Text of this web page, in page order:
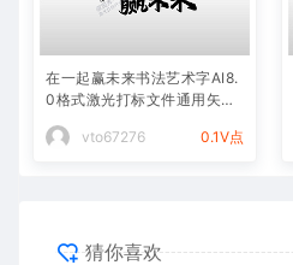
在一起赢未来书法艺术字AI8.
0格式激光打标文件通用矢量
vto67276
0.1V点
猜你喜欢